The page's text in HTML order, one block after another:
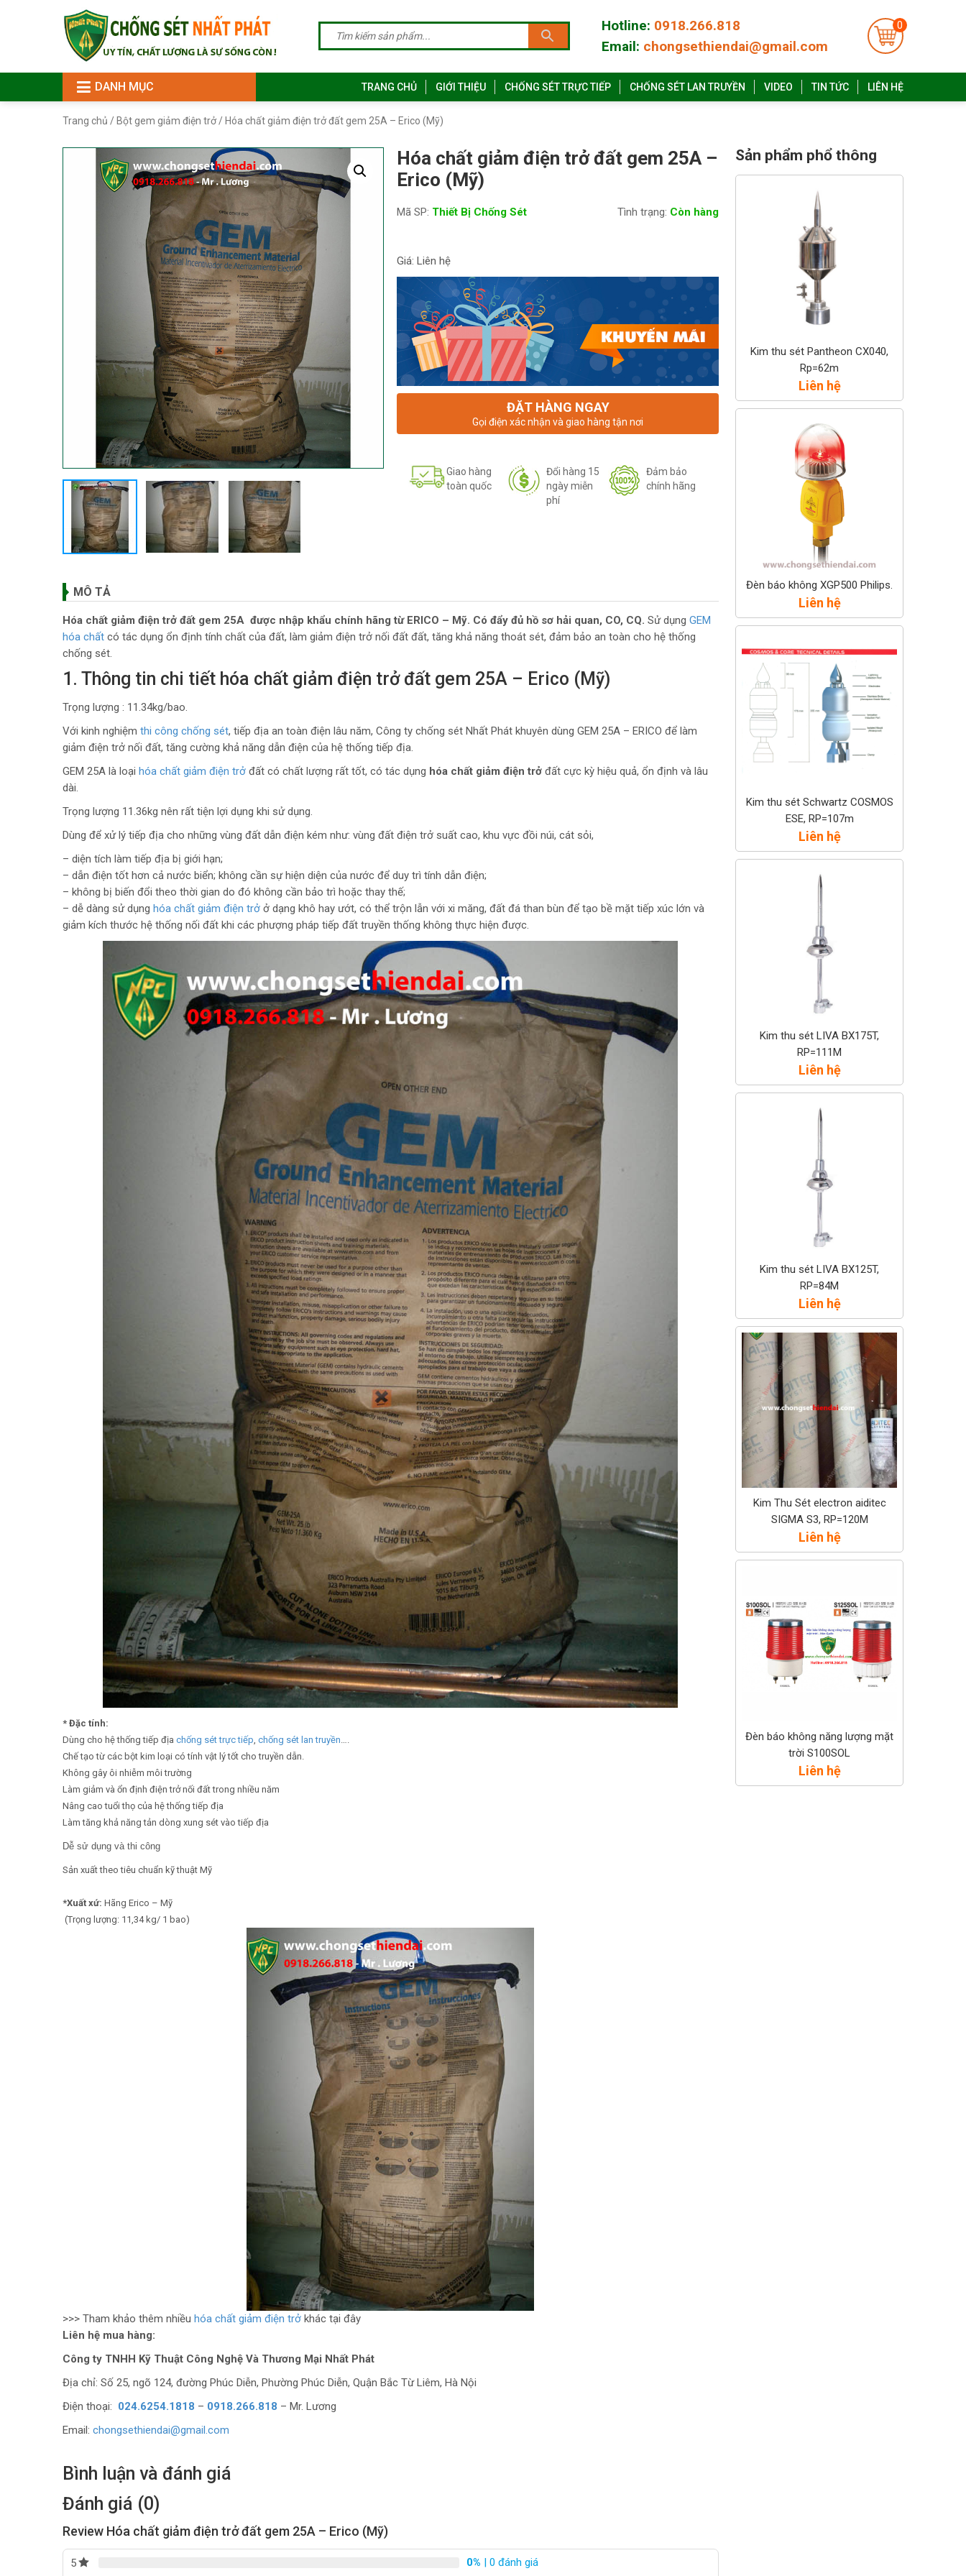
0
Hotline: 0918.266.818
Email: chongsethiendai@gmail.com
DANH MỤC TRANG CHỦ GIỚI THIỆU CHỐNG SÉT TRỰC TIẾP CHỐNG SÉT LAN TRUYỀN VIDEO TIN TỨC LIÊN HỆ
Trang chủ / Bột gem giảm điện trở/ Hóa chất giảm điện trở đất gem 25A – Erico (Mỹ)
Hóa chất giảm điện trở đất gem 25A –
Erico (Mỹ)
Mã SP: Thiết Bị Chống Sét Tình trạng: Còn hàng
Giá: Liên hệ
ĐẶT HÀNG NGAY
Gọi điện xác nhận và giao hàng tận nơi
Giao hàng
toàn quốc
Đổi hàng 15
ngày miễn
phí
Đảm bảo
chính hãng
MÔ TẢ
Hóa chất giảm điện trở đất gem 25A được nhập khẩu chính hãng từ ERICO – Mỹ. Có đẩy đủ hồ sơ hải quan, CO, CQ. Sử dụng GEM
hóa chất có tác dụng ổn định tính chất của đất, làm giảm điện trở nối đất đất, tăng khả năng thoát sét, đảm bảo an toàn cho hệ thống
chống sét.
1. Thông tin chi tiết hóa chất giảm điện trở đất gem 25A – Erico (Mỹ)
Trọng lượng : 11.34kg/bao.
Với kinh nghiệm thi công chống sét, tiếp địa an toàn điện lâu năm, Công ty chống sét Nhất Phát khuyên dùng GEM 25A – ERICO để làm
giảm điện trở nối đất, tăng cường khả năng dẫn điện của hệ thống tiếp địa.
GEM 25A là loại hóa chất giảm điện trở đất có chất lượng rất tốt, có tác dụng hóa chất giảm điện trở đất cực kỳ hiệu quả, ổn định và lâu
dài.
Trọng lượng 11.36kg nên rất tiện lợi dụng khi sử dụng.
Dùng để xử lý tiếp địa cho những vùng đất dẫn điện kém như: vùng đất điện trở suất cao, khu vực đồi núi, cát sỏi,
– diện tích làm tiếp địa bị giới hạn;
– dẫn điện tốt hơn cả nước biển; không cần sự hiện diện của nước để duy trì tính dẫn điện;
– không bị biến đổi theo thời gian do đó không cần bảo trì hoặc thay thế;
– dễ dàng sử dụng hóa chất giảm điện trở ở dạng khô hay ướt, có thể trộn lẫn với xi măng, đất đá than bùn để tạo bề mặt tiếp xúc lớn và
giảm kích thước hệ thống nối đất khi các phượng pháp tiếp đất truyền thống không thực hiện được.
* Đặc tính:
Dùng cho hệ thống tiếp địa chống sét trực tiếp chống sét lan truyền
Chế tạo từ các bột kim loại có tính vật lý tốt cho truyền dẫn.
Không gây ôi nhiễm môi trường
Làm giảm và ổn định điện trở nối đất trong nhiều năm
Nâng cao tuổi thọ của hệ thống tiếp địa
Làm tăng khả năng tản dòng xung sét vào tiếp địa
Dễ sử dụng và thi công
Sản xuất theo tiêu chuẩn kỹ thuật Mỹ
*Xuất xứ: Hãng Erico – Mỹ
(Trọng lượng: 11,34 kg/ 1 bao)
>>> Tham khảo thêm nhiều hóa chất giảm điện trở khác tại đây
Liên hệ mua hàng:
Công ty TNHH Kỹ Thuật Công Nghệ Và Thương Mại Nhất Phát
Địa chỉ: Số 25, ngõ 124, đường Phúc Diễn, Phường Phúc Diễn, Quận Bắc Từ Liêm, Hà Nội
Điện thoại: 024.6254.1818 – 0918.266.818 – Mr. Lương
Email: chongsethiendai@gmail.com
Bình luận và đánh giá
Đánh giá (0)
Review Hóa chất giảm điện trở đất gem 25A – Erico (Mỹ)
5 0% | 0 đánh giá
Sản phẩm phổ thông
Kim thu sét Pantheon CX040,
Rp=62m
Liên hệ
Đèn báo không XGP500 Philips.
Liên hệ
Kim thu sét Schwartz COSMOS
ESE, RP=107m
Liên hệ
Kim thu sét LIVA BX175T,
RP=111M
Liên hệ
Kim thu sét LIVA BX125T,
RP=84M
Liên hệ
Kim Thu Sét electron aiditec
SIGMA S3, RP=120M
Liên hệ
Đèn báo không năng lượng mặt
trời S100SOL
Liên hệ